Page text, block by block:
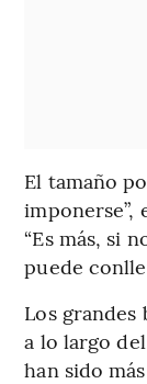
El tamaño
imponerse”,
“Es más, si
puede
Los grandes
a lo largo
han sido